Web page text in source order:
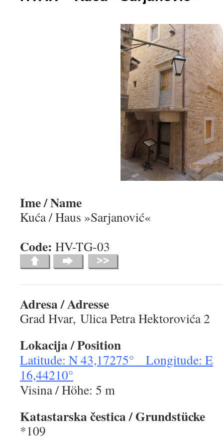
Ime / Name
Kuća / Haus »Sarjanović«
Code: HV-TG-
Adresa / Adresse
Grad Hvar, Ulica Petra Hektorovića 2
Lokacija/ Position
Latitude: N 43,17275° Longitude: E
16,44210°
Visina / Höhe: 5 m
Katastarskačestica/ Grundstücke
*109